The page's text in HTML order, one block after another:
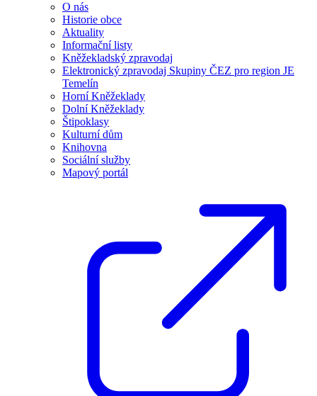
O nás
Historie obce
Aktuality
Informační listy
Kněžekladský zpravodaj
Elektronický zpravodaj Skupiny ČEZ pro region JE
Temelín
Horní Kněžeklady
Dolní Kněžeklady
Štipoklasy
Kulturní dům
Knihovna
Sociální služby
Mapový portál